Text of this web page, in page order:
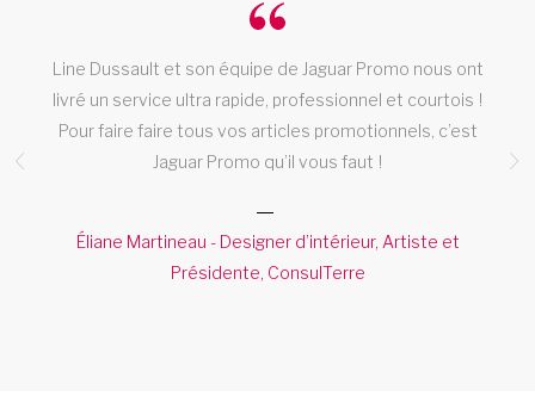
Line Dussault et son équipe de Jaguar Promo nous ont
livré un service ultra rapide, professionnel et courtois !
Pour faire faire tous vos articles promotionnels, c’est
Jaguar Promo qu’il vous faut !
Éliane Martineau - Designer d’intérieur, Artiste et
Présidente, ConsulTerre